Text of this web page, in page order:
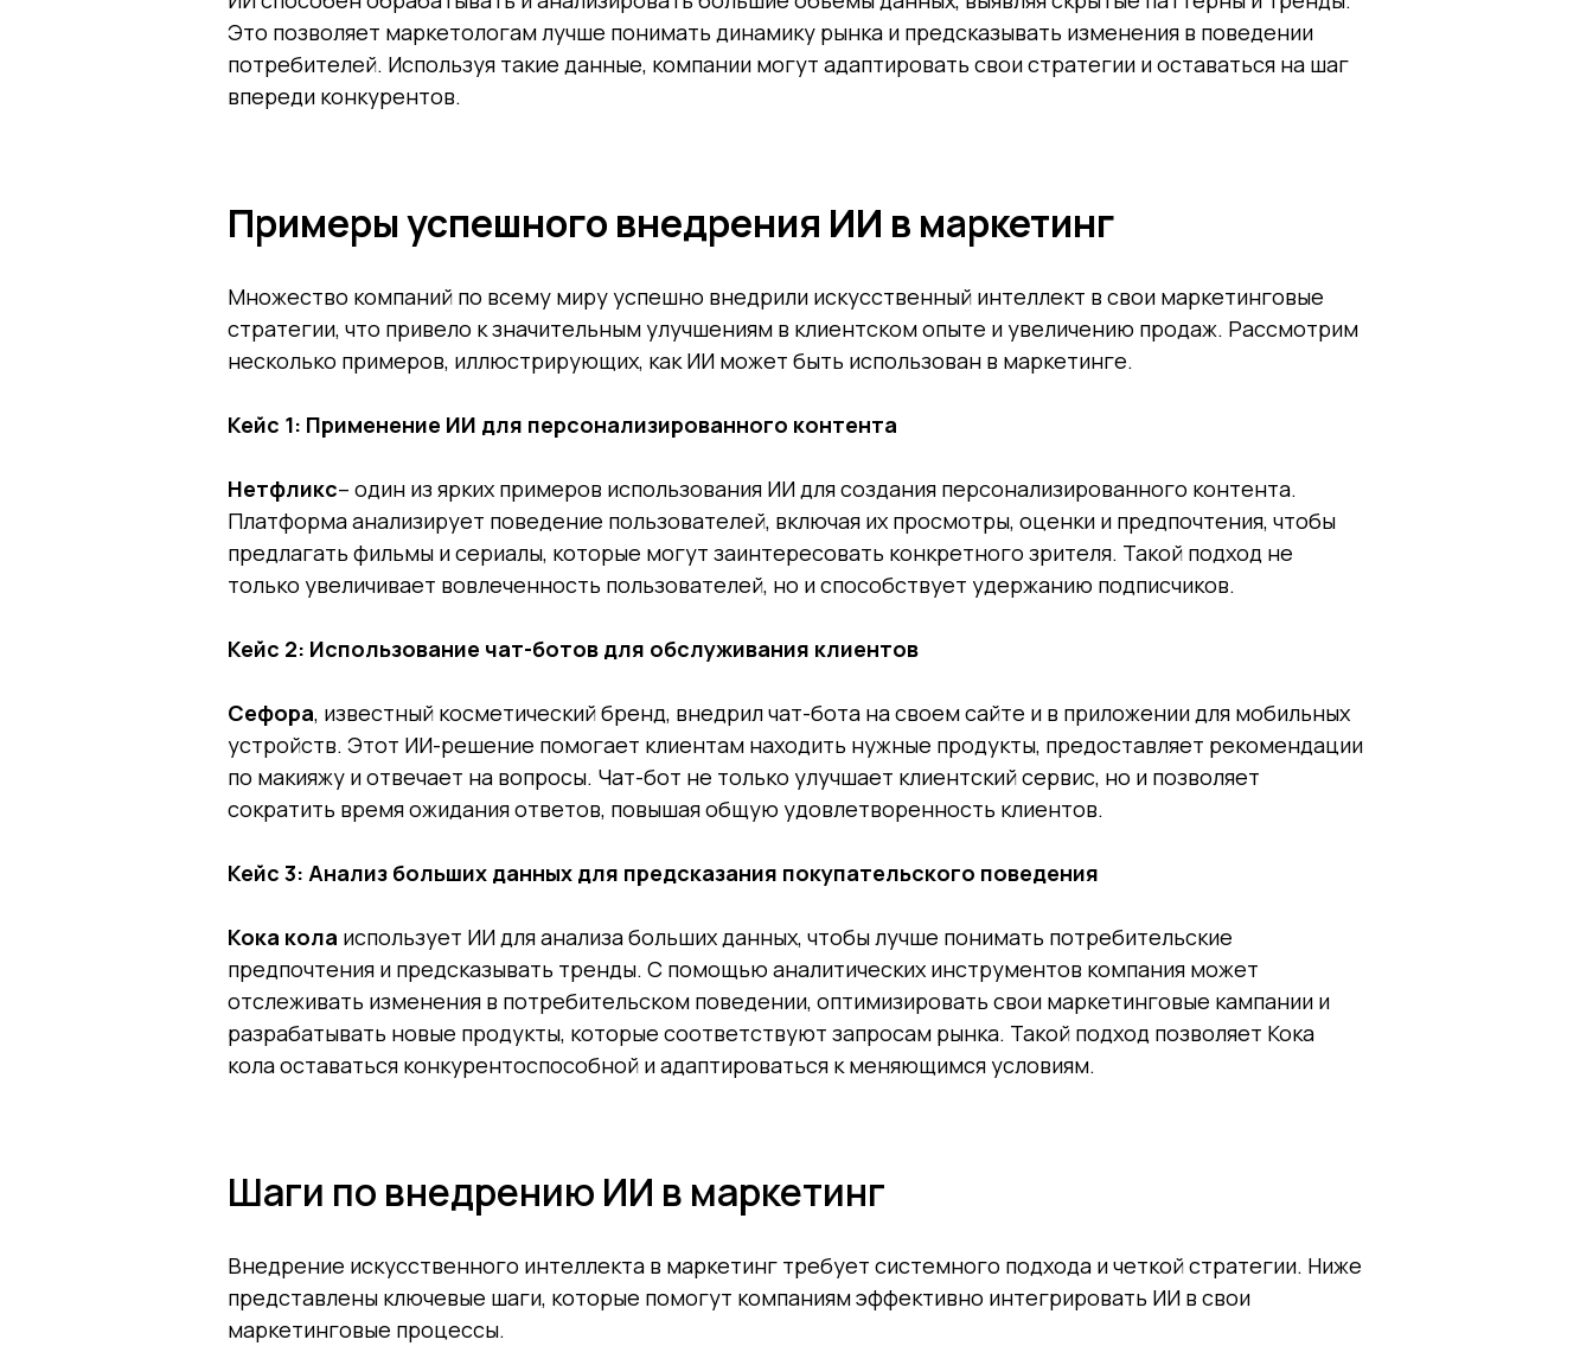
Это позволяет маркетологам лучше понимать динамику рынка и предсказывать изменения в поведении
потребителей. Используя такие данные, компании могут адаптировать свои стратегии и оставаться на шаг
впереди конкурентов.
Примеры успешного внедрения ИИ в маркетинг
Множество компаний по всему миру успешно внедрили искусственный интеллект в свои маркетинговые
стратегии, что привело к значительным улучшениям в клиентском опыте и увеличению продаж. Рассмотрим
несколько примеров, иллюстрирующих, как ИИ может быть использован в маркетинге.
Кейс 1: Применение ИИ для персонализированного контента
Нетфликс– один из ярких примеров использования ИИ для создания персонализированного контента.
Платформа анализирует поведение пользователей, включая их просмотры, оценки и предпочтения, чтобы
предлагать фильмы и сериалы, которые могут заинтересовать конкретного зрителя. Такой подход не
только увеличивает вовлеченность пользователей, но и способствует удержанию подписчиков.
Кейс 2: Использование чат-ботов для обслуживания клиентов
Сефора, известный косметический бренд, внедрил чат-бота на своем сайте и в приложении для мобильных
устройств. Этот ИИ-решение помогает клиентам находить нужные продукты, предоставляет рекомендации
по макияжу и отвечает на вопросы. Чат-бот не только улучшает клиентский сервис, но и позволяет
сократить время ожидания ответов, повышая общую удовлетворенность клиентов.
Кейс 3: Анализ больших данных для предсказания покупательского поведения
Кока кола использует ИИ для анализа больших данных, чтобы лучше понимать потребительские
предпочтения и предсказывать тренды. С помощью аналитических инструментов компания может
отслеживать изменения в потребительском поведении, оптимизировать свои маркетинговые кампании и
разрабатывать новые продукты, которые соответствуют запросам рынка. Такой подход позволяет Кока
кола оставаться конкурентоспособной и адаптироваться к меняющимся условиям.
Шаги по внедрению ИИ в маркетинг
Внедрение искусственного интеллекта в маркетинг требует системного подхода и четкой стратегии. Ниже
представлены ключевые шаги, которые помогут компаниям эффективно интегрировать ИИ в свои
маркетинговые процессы.